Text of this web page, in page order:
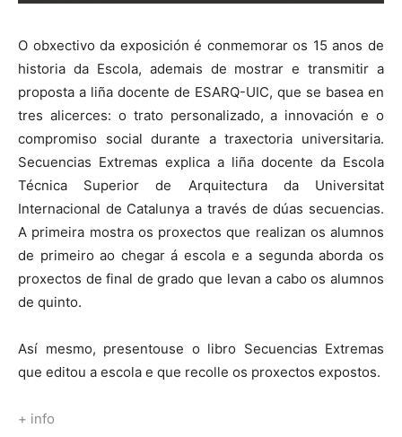
O obxectivo da exposición é conmemorar os 15 anos de
historia da Escola, ademais de mostrar e transmitir a
proposta a liña docente de ESARQ-UIC, que se basea en
tres alicerces: o trato personalizado, a innovación e o
compromiso social durante a traxectoria universitaria.
Secuencias Extremas explica a liña docente da Escola
Técnica Superior de Arquitectura da Universitat
Internacional de Catalunya a través de dúas secuencias.
A primeira mostra os proxectos que realizan os alumnos
de primeiro ao chegar á escola e a segunda aborda os
proxectos de final de grado que levan a cabo os alumnos
de quinto.
Así mesmo, presentouse o libro Secuencias Extremas
que editou a escola e que recolle os proxectos expostos.
+ info